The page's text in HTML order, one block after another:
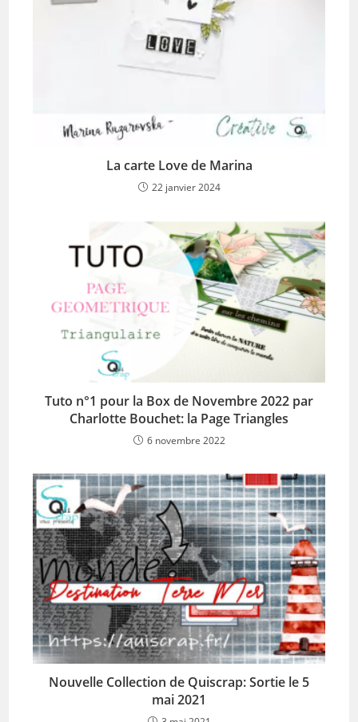
La carte Love de Marina
22 janvier 2024
Tuto n°1 pour la Box de Novembre 2022 par
Charlotte Bouchet: la Page Triangles
6 novembre 2022
Nouvelle Collection de Quiscrap: Sortie le 5
mai 2021